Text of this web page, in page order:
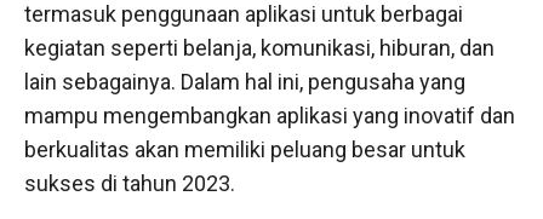
termasuk penggunaan aplikasi untuk berbagai
kegiatan seperti belanja, komunikasi, hiburan, dan
lain sebagainya. Dalam hal ini, pengusaha yang
mampu mengembangkan aplikasi yang inovatif dan
berkualitas akan memiliki peluang besar untuk
sukses di tahun 2023.